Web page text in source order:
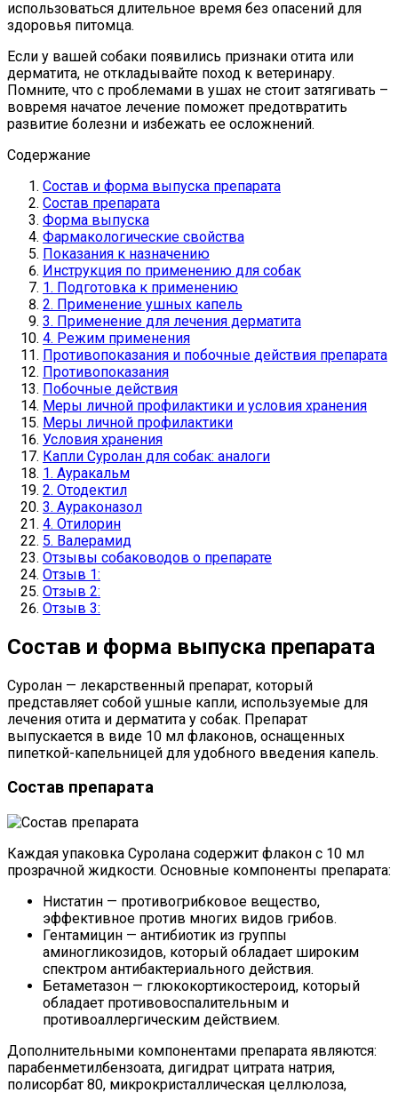
использоваться длительное время без опасений для
здоровья питомца.
Если у вашей собаки появились признаки отита или
дерматита, не откладывайте поход к ветеринару.
Помните, что с проблемами в ушах не стоит затягивать –
вовремя начатое лечение поможет предотвратить
развитие болезни и избежать ее осложнений.
Содержание
Состав и форма выпуска препарата
Состав препарата
Форма выпуска
Фармакологические свойства
Показания к назначению
Инструкция по применению для собак
1. Подготовка к применению
2. Применение ушных капель
3. Применение для лечения дерматита
4. Режим применения
Противопоказания и побочные действия препарата
Противопоказания
Побочные действия
Меры личной профилактики и условия хранения
Меры личной профилактики
Условия хранения
Капли Суролан для собак: аналоги
1. Ауракальм
2. Отодектил
3. Аураконазол
4. Отилорин
5. Валерамид
Отзывы собаководов о препарате
Отзыв 1:
Отзыв 2:
Отзыв 3:
Состав и форма выпуска препарата
Суролан — лекарственный препарат, который
представляет собой ушные капли, используемые для
лечения отита и дерматита у собак. Препарат
выпускается в виде 10 мл флаконов, оснащенных
пипеткой-капельницей для удобного введения капель.
Состав препарата
Каждая упаковка Суролана содержит флакон с 10 мл
прозрачной жидкости. Основные компоненты препарата:
Нистатин — противогрибковое вещество,
эффективное против многих видов грибов.
Гентамицин — антибиотик из группы
аминогликозидов, который обладает широким
спектром антибактериального действия.
Бетаметазон — глюкокортикостероид, который
обладает противовоспалительным и
противоаллергическим действием.
Дополнительными компонентами препарата являются:
парабенметилбензоата, дигидрат цитрата натрия,
полисорбат 80, микрокристаллическая целлюлоза,